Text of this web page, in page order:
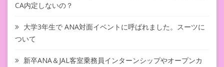
CA内定しないの？
大学3年生で ANA対面イベントに呼ばれました。スーツに
ついて
新卒ANA＆JAL客室乗務員インターンシップやオープンカ